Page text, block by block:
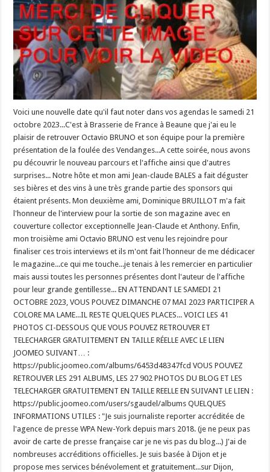
Voici une nouvelle date qu'il faut noter dans vos agendas le samedi 21
octobre 2023...C'est à Brasserie de France à Beaune que j'ai eu le
plaisir de retrouver Octavio BRUNO et son équipe pour la première
présentation de la foulée des Vendanges...A cette soirée, nous avons
pu découvrir le nouveau parcours et l'affiche ainsi que d'autres
surprises... Notre hôte et mon ami Jean-claude BALES a fait déguster
ses bières et des vins à une très grande partie des sponsors qui
étaient présents. Mon deuxième ami, Dominique BRUILLOT m'a fait
l'honneur de l'interview pour la sortie de son magazine avec en
couverture collector exceptionnelle Jean-Claude et Anthony. Enfin,
mon troisième ami Octavio BRUNO est venu les rejoindre pour
finaliser ces trois interviews et ils m'ont fait l'honneur de me dédicacer
le magazine...ce qui me touche...je tenais à les remercier en particulier
mais aussi toutes les personnes présentes dont l'auteur de l'affiche
pour leur grande gentillesse... EN ATTENDANT LE SAMEDI 21
OCTOBRE 2023, VOUS POUVEZ DIMANCHE 07 MAI 2023 PARTICIPER A
COLORE MA LAME...IL RESTE QUELQUES PLACES... VOICI LES 41
PHOTOS CI-DESSOUS QUE VOUS POUVEZ RETROUVER ET
TELECHARGER GRATUITEMENT EN TAILLE RÉELLE AVEC LE LIEN
JOOMEO SUIVANT… :
https://public.joomeo.com/albums/6453d48347fcd VOUS POUVEZ
RETROUVER LES 291 ALBUMS, LES 27 902 PHOTOS DU BLOG ET LES
TELECHARGER GRATUITEMENT EN TAILLE REELLE EN SUIVANT LE LIEN :
https://public.joomeo.com/users/sgaudel/albums QUELQUES
INFORMATIONS UTILES : "Je suis journaliste reporter accréditée de
l'agence de presse WPA New-York depuis mars 2018. (je ne peux pas
avoir de carte de presse française car je ne vis pas du blog...) J'ai de
nombreuses accréditions officielles. Je suis basée à Dijon et je
propose mes services bénévolement et gratuitement...sur Dijon,